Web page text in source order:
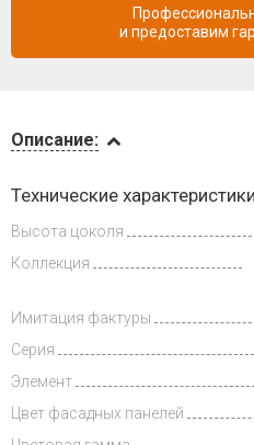
и оплата
Описание:
Технические характеристики
Высота цоколя
Коллекция
Имитация фактуры
Серия
Элемент
Цвет фасадных панелей
и предоставим